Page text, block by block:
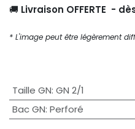
🚚 Livraison OFFERTE -
* L'image peut être légèrement
Taille GN: GN 2/1
Bac GN: Perforé